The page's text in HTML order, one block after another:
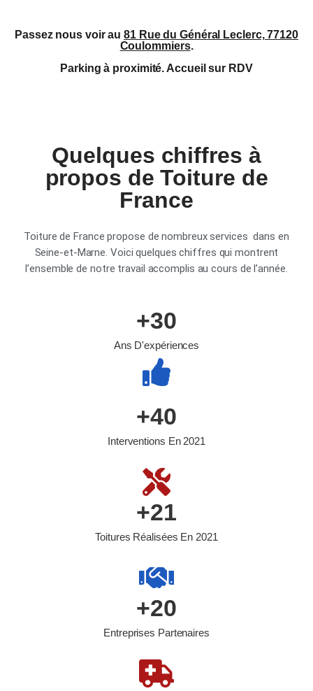
Passez nous voir au81 Rue du Général Leclerc, 77120
Coulommiers.
Parking à proximité. Accueil sur RDV
Quelques chiffres à
propos de Toiture de
France
Toiture de France propose de nombreux services dans en
Seine-et-Marne. Voici quelques chiffres qui montrent
l’ensemble de notre travail accomplis au cours de l’année.
Ans D'expériences
+30
Interventions En 2021
+40
Toitures Réalisées En 2021
+21
Entreprises Partenaires
+20